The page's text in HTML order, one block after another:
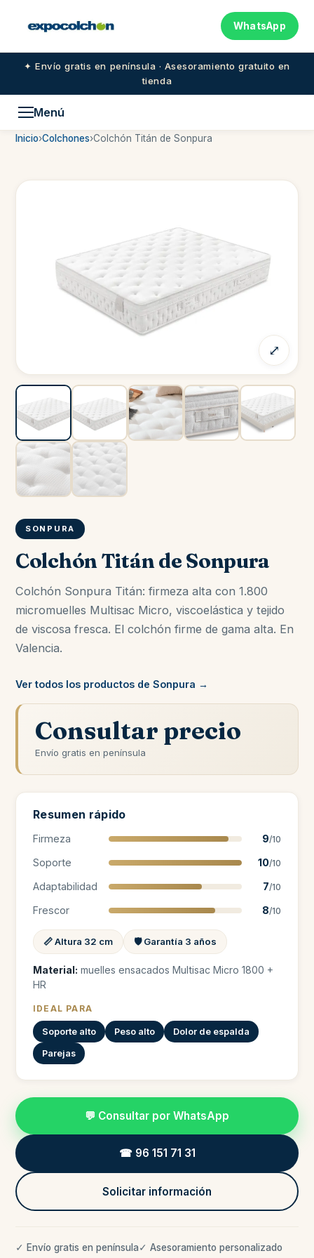
WhatsApp
✦ Envío gratis en península · Asesoramiento gratuito en
tienda
Menú
Inicio›Colchones›Colchón Titán de Sonpura
⤢
SONPURA
Colchón Titán de Sonpura
Colchón Sonpura Titán: firmeza alta con 1.800
micromuelles Multisac Micro, viscoelástica y tejido
de viscosa fresca. El colchón firme de gama alta. En
Valencia.
Ver todos los productos de Sonpura →
Consultar precio
Envío gratis en península
Resumen rápido
Firmeza 9/10
Soporte 10/10
Adaptabilidad 7/10
Frescor 8/10
📏 Altura 32 cm 🛡️ Garantía 3 años
Material: muelles ensacados Multisac Micro 1800 +
HR
IDEAL PARA
Soporte alto Peso alto Dolor de espalda
Parejas
💬 Consultar por WhatsApp
☎ 96 151 71 31
Solicitar información
✓ Envío gratis en península✓ Asesoramiento personalizado